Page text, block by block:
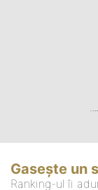
Gasește un
Ranking-ul îi